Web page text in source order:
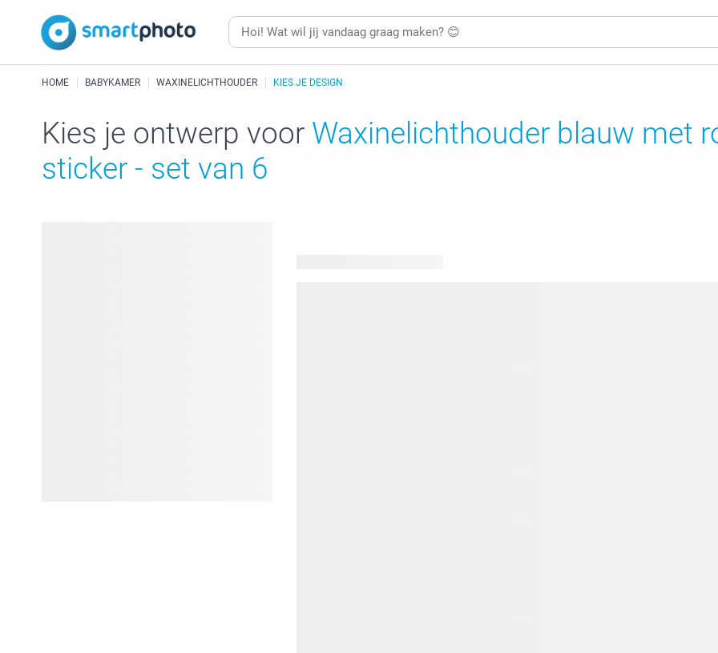
HOME BABYKAMER WAXINELICHTHOUDER KIES JE DESIGN
Kies je ontwerp voor Waxinelichthouder blauw met
sticker - set van 6